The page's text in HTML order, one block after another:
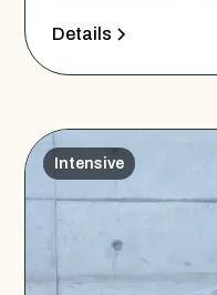
Details
Intensive